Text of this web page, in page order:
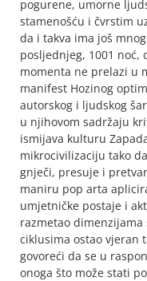
pogurene, umorne
stamenošću i čvrstim
da i takva ima još
posljednjeg, 1001
momenta ne prelazi u
manifest Hozinog
autorskog i ljudskog
u njihovom sadržaju
ismijava kulturu
mikrocivilizaciju tako
gnječi, presuje i
maniru pop arta
umjetničke postaje i
razmetao dimenzijama
ciklusima ostao vjeran
govoreći da se u
onoga što može stati